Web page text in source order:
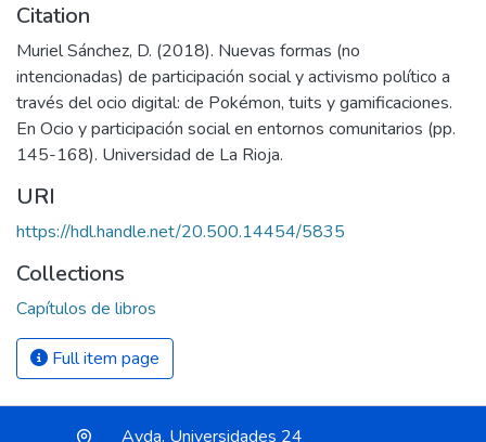
Citation
Muriel Sánchez, D. (2018). Nuevas formas (no
intencionadas) de participación social y activismo político a
través del ocio digital: de Pokémon, tuits y gamificaciones.
En Ocio y participación social en entornos comunitarios (pp.
145-168). Universidad de La Rioja.
URI
https://hdl.handle.net/20.500.14454/5835
Collections
Capítulos de libros
Full item page
Avda. Universidades 24